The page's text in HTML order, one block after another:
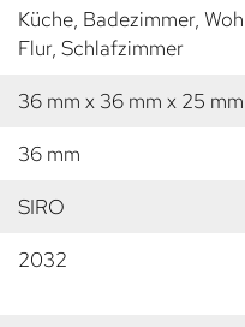
Küche, Badezimmer,
Flur, Schlafzimmer
36 mm x 36 mm x 25 mm
36 mm
SIRO
2032